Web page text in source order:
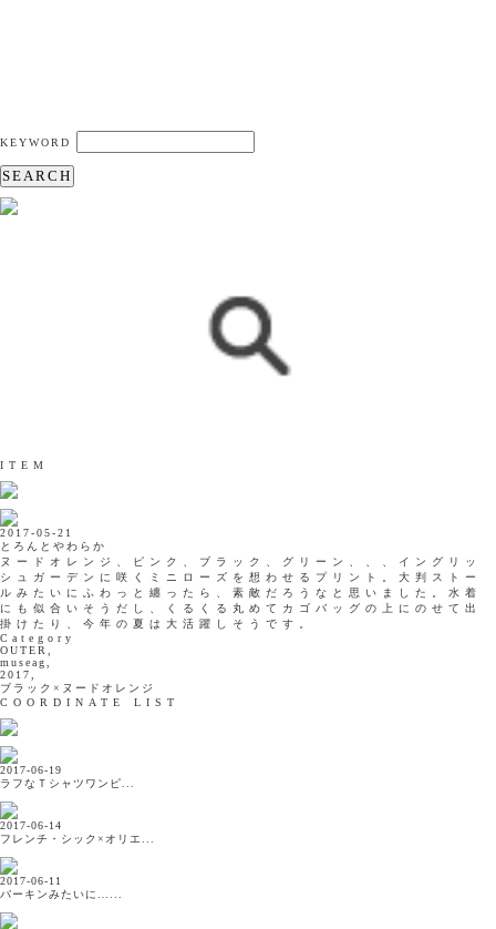
KEYWORD
SEARCH
ITEM
2017-05-21
とろんとやわらか
ヌードオレンジ、ピンク、ブラック、グリーン、、、イングリッ
シュガーデンに咲くミニローズを想わせるプリント。大判ストー
ルみたいにふわっと纏ったら、素敵だろうなと思いました。水着
にも似合いそうだし、くるくる丸めてカゴバッグの上にのせて出
掛けたり、今年の夏は大活躍しそうです。
Category
OUTER,
museag,
2017,
ブラック×ヌードオレンジ
COORDINATE LIST
2017-06-19
ラフなＴシャツワンピ...
2017-06-14
フレンチ・シック×オリエ...
2017-06-11
バーキンみたいに…...